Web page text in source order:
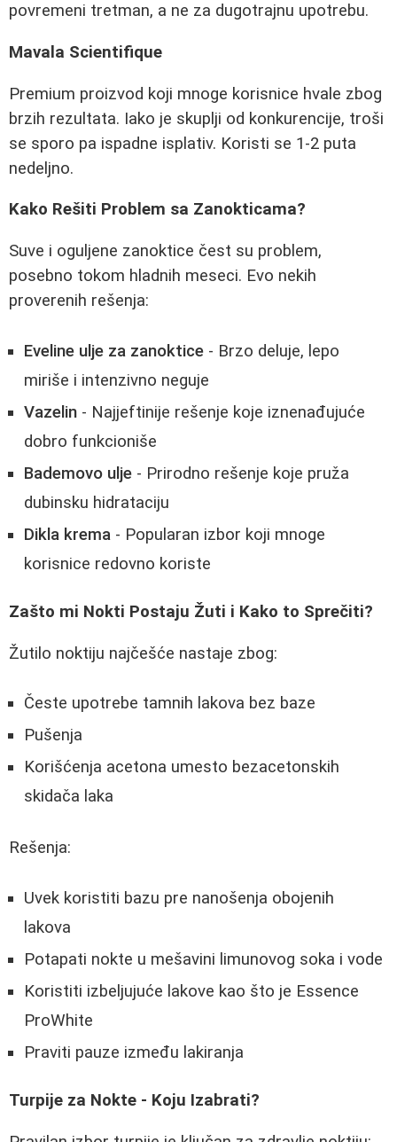
povremeni tretman, a ne za dugotrajnu upotrebu.
Mavala Scientifique
Premium proizvod koji mnoge korisnice hvale zbog
brzih rezultata. Iako je skuplji od konkurencije, troši
se sporo pa ispadne isplativ. Koristi se 1-2 puta
nedeljno.
Kako Rešiti Problem sa Zanokticama?
Suve i oguljene zanoktice čest su problem,
posebno tokom hladnih meseci. Evo nekih
proverenih rešenja:
Eveline ulje za zanoktice - Brzo deluje, lepo
miriše i intenzivno neguje
Vazelin - Najjeftinije rešenje koje iznenađujuće
dobro funkcioniše
Bademovo ulje - Prirodno rešenje koje pruža
dubinsku hidrataciju
Dikla krema - Popularan izbor koji mnoge
korisnice redovno koriste
Zašto mi Nokti Postaju Žuti i Kako to Sprečiti?
Žutilo noktiju najčešće nastaje zbog:
Česte upotrebe tamnih lakova bez baze
Pušenja
Korišćenja acetona umesto bezacetonskih
skidača laka
Rešenja:
Uvek koristiti bazu pre nanošenja obojenih
lakova
Potapati nokte u mešavini limunovog soka i vode
Koristiti izbeljujuće lakove kao što je Essence
ProWhite
Praviti pauze između lakiranja
Turpije za Nokte - Koju Izabrati?